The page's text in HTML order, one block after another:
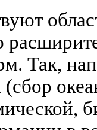
Так,